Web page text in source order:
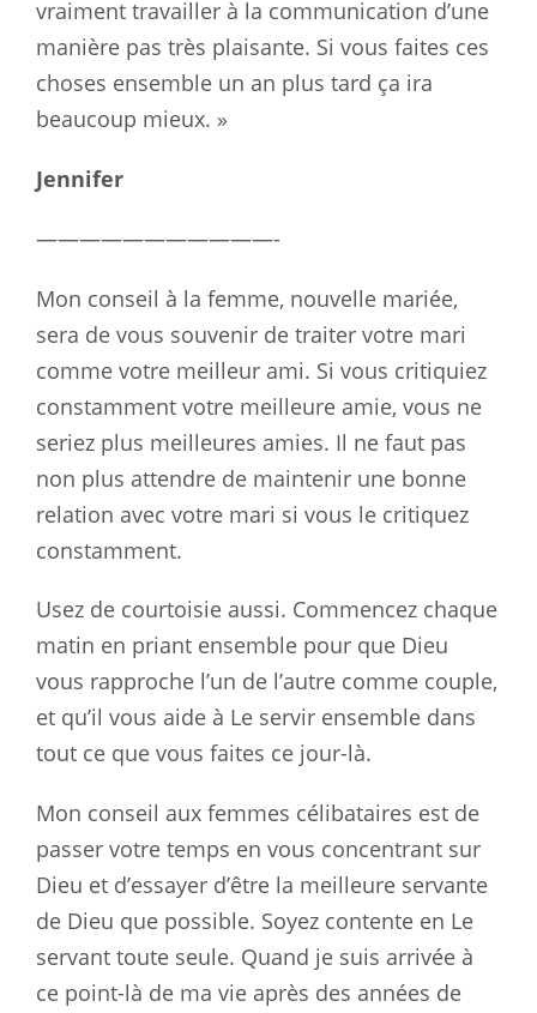
vraiment travailler à la communication d’une
manière pas très plaisante. Si vous faites ces
choses ensemble un an plus tard ça ira
beaucoup mieux. »
Jennifer
———————————-
Mon conseil à la femme, nouvelle mariée,
sera de vous souvenir de traiter votre mari
comme votre meilleur ami. Si vous critiquiez
constamment votre meilleure amie, vous ne
seriez plus meilleures amies. Il ne faut pas
non plus attendre de maintenir une bonne
relation avec votre mari si vous le critiquez
constamment.
Usez de courtoisie aussi. Commencez chaque
matin en priant ensemble pour que Dieu
vous rapproche l’un de l’autre comme couple,
et qu’il vous aide à Le servir ensemble dans
tout ce que vous faites ce jour-là.
Mon conseil aux femmes célibataires est de
passer votre temps en vous concentrant sur
Dieu et d’essayer d’être la meilleure servante
de Dieu que possible. Soyez contente en Le
servant toute seule. Quand je suis arrivée à
ce point-là de ma vie après des années de